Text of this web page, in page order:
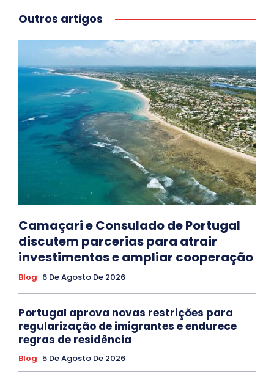
Outros artigos
Camaçari e Consulado de Portugal
discutem parcerias para atrair
investimentos e ampliar cooperação
Blog 6 De Agosto De 2026
Portugal aprova novas restrições para
regularização de imigrantes e endurece
regras de residência
Blog 5 De Agosto De 2026